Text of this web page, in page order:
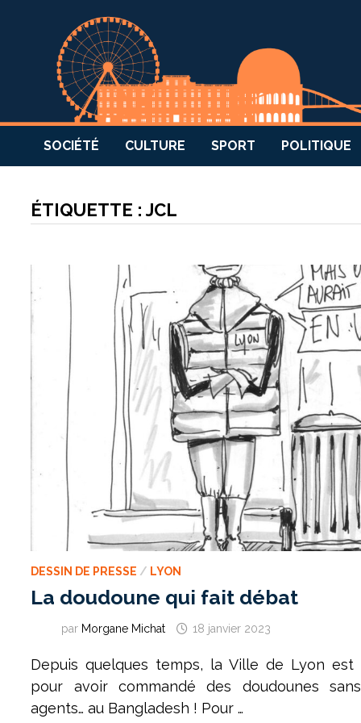
SOCIÉTÉ CULTURE SPORT POLITIQUE
ÉTIQUETTE :JCL
DESSIN DE PRESSE / LYON
La doudoune qui fait débat
par Morgane Michat 18 janvier 2023
Depuis quelques temps, la Ville de Lyon est
pour avoir commandé des doudounes
agents… au Bangladesh ! Pour …